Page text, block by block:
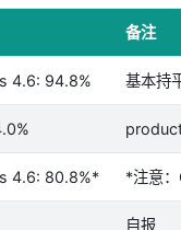
备注
4.6: 94.8% 基本持
4.6: 80.8%* *注意
自报